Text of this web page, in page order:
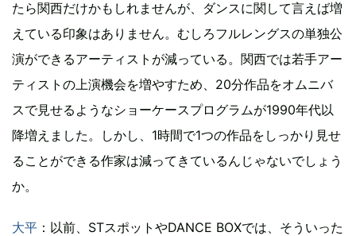
たら関西だけかもしれませんが、ダンスに関して言えば増
えている印象はありません。むしろフルレングスの単独公
演ができるアーティストが減っている。関西では若手アー
ティストの上演機会を増やすため、20分作品をオムニバ
スで見せるようなショーケースプログラムが1990年代以
降増えました。しかし、1時間で1つの作品をしっかり見せ
ることができる作家は減ってきているんじゃないでしょう
か。
大平 ：以前、STスポットやDANCE BOXでは、そういった